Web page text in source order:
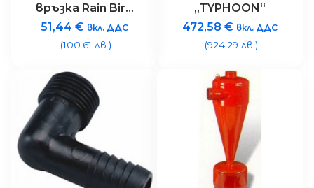
връзка Rain Bird
SPX-FLEX 30
метра
51,44 € вкл. ДДС
(100.61 лв.)
„TYPHOON“
472,58 € вкл. ДДС
(924.29 лв.)